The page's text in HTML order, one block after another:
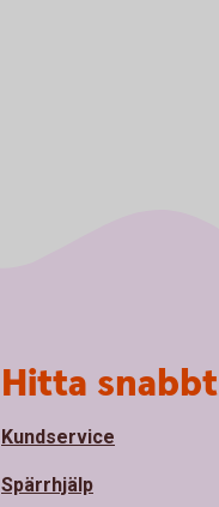
Hitta snabbt
Kundservice
Spärrhjälp